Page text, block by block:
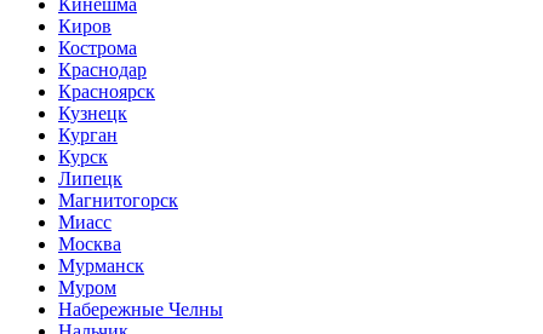
Киров
Кострома
Краснодар
Красноярск
Кузнецк
Курган
Курск
Липецк
Магнитогорск
Миасс
Москва
Мурманск
Муром
Набережные Челны